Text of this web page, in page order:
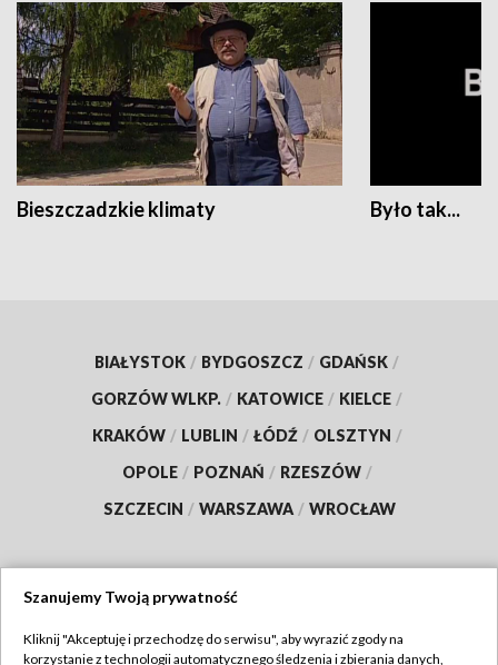
Bieszczadzkie klimaty Było tak...
BIAŁYSTOK / BYDGOSZCZ / GDAŃSK /
GORZÓW WLKP. / KATOWICE / KIELCE /
KRAKÓW / LUBLIN / ŁÓDŹ / OLSZTYN /
OPOLE / POZNAŃ / RZESZÓW /
SZCZECIN / WARSZAWA / WROCŁAW
Szanujemy Twoją prywatność
Kliknij "Akceptuję i przechodzę do serwisu", aby wyrazić zgody na
korzystanie z technologii automatycznego śledzenia i zbierania danych,